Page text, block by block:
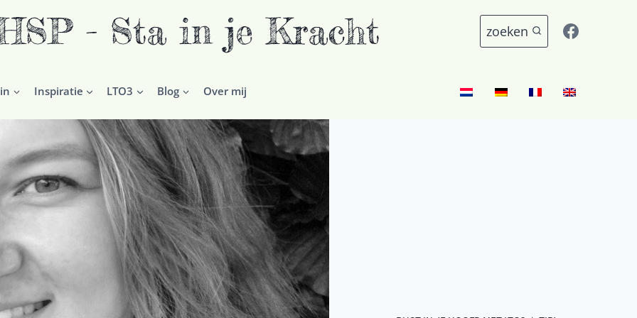
- Sta in je Kracht zoeken
Inspiratie LTO3 Blog Over mij